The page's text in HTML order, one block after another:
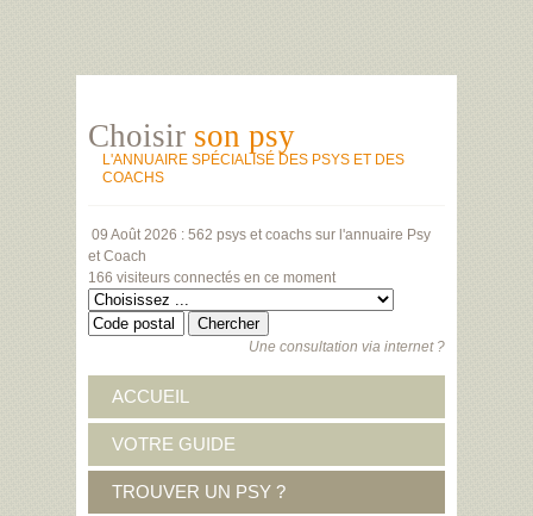
Choisir son psy
L'ANNUAIRE SPÉCIALISÉ DES PSYS ET DES
COACHS
09 Août 2026 : 562 psys et coachs sur l'annuaire Psy
et Coach
166 visiteurs connectés en ce moment
Une consultation via internet ?
ACCUEIL
VOTRE GUIDE
TROUVER UN PSY ?